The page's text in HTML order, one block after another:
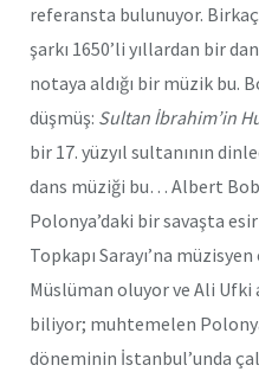
referansta bulunuyor.
şarkı 1650’li yıllardan bir
notaya aldığı bir müzik bu.
düşmüş: Sultan İbrahim’in
bir 17. yüzyıl sultanının
dans müziği bu… Albert
Polonya’daki bir savaşta
Topkapı Sarayı’na
Müslüman oluyor ve Ali Ufki
biliyor; muhtemelen
döneminin İstanbul’unda